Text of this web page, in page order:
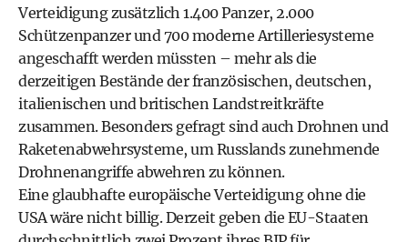
Verteidigung zusätzlich 1.400 Panzer, 2.000
Schützenpanzer und 700 moderne Artilleriesysteme
angeschafft werden müssten – mehr als die
derzeitigen Bestände der französischen, deutschen,
italienischen und britischen Landstreitkräfte
zusammen. Besonders gefragt sind auch Drohnen und
Raketenabwehrsysteme, um Russlands zunehmende
Drohnenangriffe abwehren zu können.
Eine glaubhafte europäische Verteidigung ohne die
USA wäre nicht billig. Derzeit geben die EU-Staaten